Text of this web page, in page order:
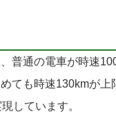
普通の電車が時速
ても時速130kmが上
しています。